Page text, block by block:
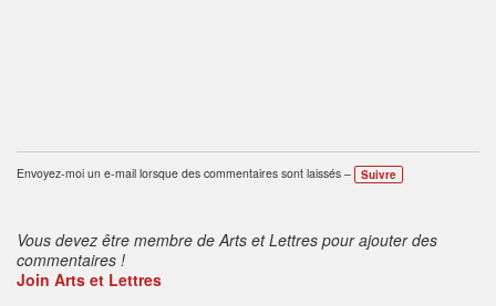
Envoyez-moi un e-mail lorsque des commentaires sont laissés – Suivre
Vous devez être membre de Arts et Lettres pour ajouter des
commentaires !
Join Arts et Lettres